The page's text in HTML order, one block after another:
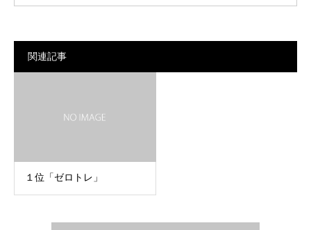
関連記事
１位「ゼロトレ」